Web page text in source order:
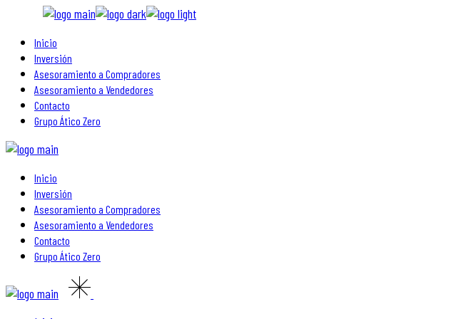
content
Inicio
Inversión
Asesoramiento a Compradores
Asesoramiento a Vendedores
Contacto
Grupo Ático Zero
Inicio
Inversión
Asesoramiento a Compradores
Asesoramiento a Vendedores
Contacto
Grupo Ático Zero